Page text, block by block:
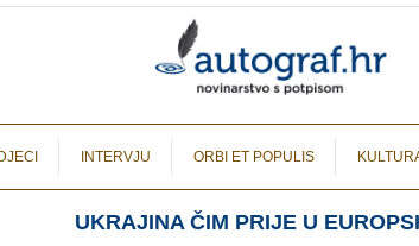
INTERVJU ORBI ET POPULIS
UKRAJINA ČIM PRIJE U